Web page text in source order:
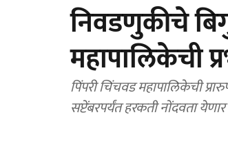
निवडणुकीचे
महापालिकेची
पिंपरी चिंचवड महापालिकेची
सप्टेंबरपर्यंत हरकती नोंदवता